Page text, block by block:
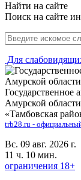
Найти на сайте
Поиск на сайте
Для
Государственное
Амурской области
«Тамбовская
trb28.ru -
Вс. 09 авг. 2026 г.
11 ч. 10 мин.
ограничения 18+